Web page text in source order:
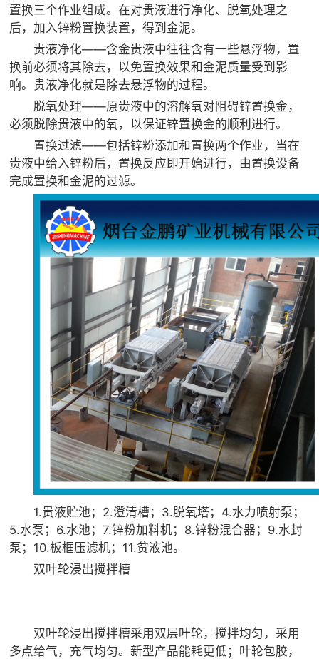
置换三个作业组成。在对贵液进行净化、脱氧处理之
后，加入锌粉置换装置，得到金泥。
贵液净化——含金贵液中往往含有一些悬浮物，置
换前必须将其除去，以免置换效果和金泥质量受到影
响。贵液净化就是除去悬浮物的过程。
脱氧处理——原贵液中的溶解氧对阻碍锌置换金，
必须脱除贵液中的氧，以保证锌置换金的顺利进行。
置换过滤——包括锌粉添加和置换两个作业，当在
贵液中给入锌粉后，置换反应即开始进行，由置换设备
完成置换和金泥的过滤。
1.贵液贮池；2.澄清槽；3.脱氧塔；4.水力喷射泵；
5.水泵；6.水池；7.锌粉加料机；8.锌粉混合器；9.水封
泵；10.板框压滤机；11.贫液池。
双叶轮浸出搅拌槽
双叶轮浸出搅拌槽采用双层叶轮，搅拌均匀，采用
多点给气，充气均匀。新型产品能耗更低；叶轮包胶，